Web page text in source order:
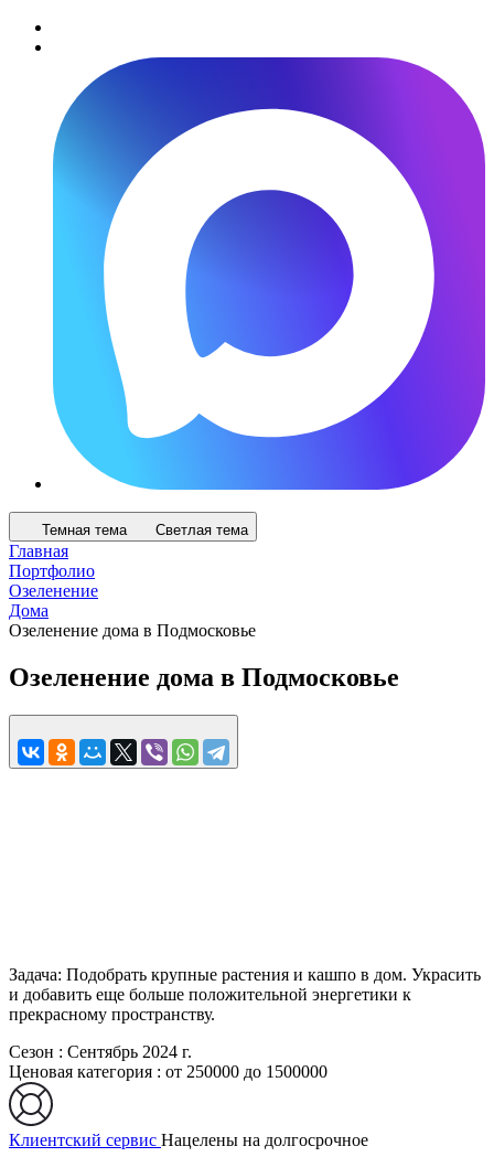
Темная тема Светлая тема
Главная
Портфолио
Озеленение
Дома
Озеленение дома в Подмосковье
Озеленение дома в Подмосковье
Задача: Подобрать крупные растения и кашпо в дом. Украсить
и добавить еще больше положительной энергетики к
прекрасному пространству.
Сезон : Сентябрь 2024 г.
Ценовая категория : от 250000 до 1500000
Клиентский сервис Нацелены на долгосрочное